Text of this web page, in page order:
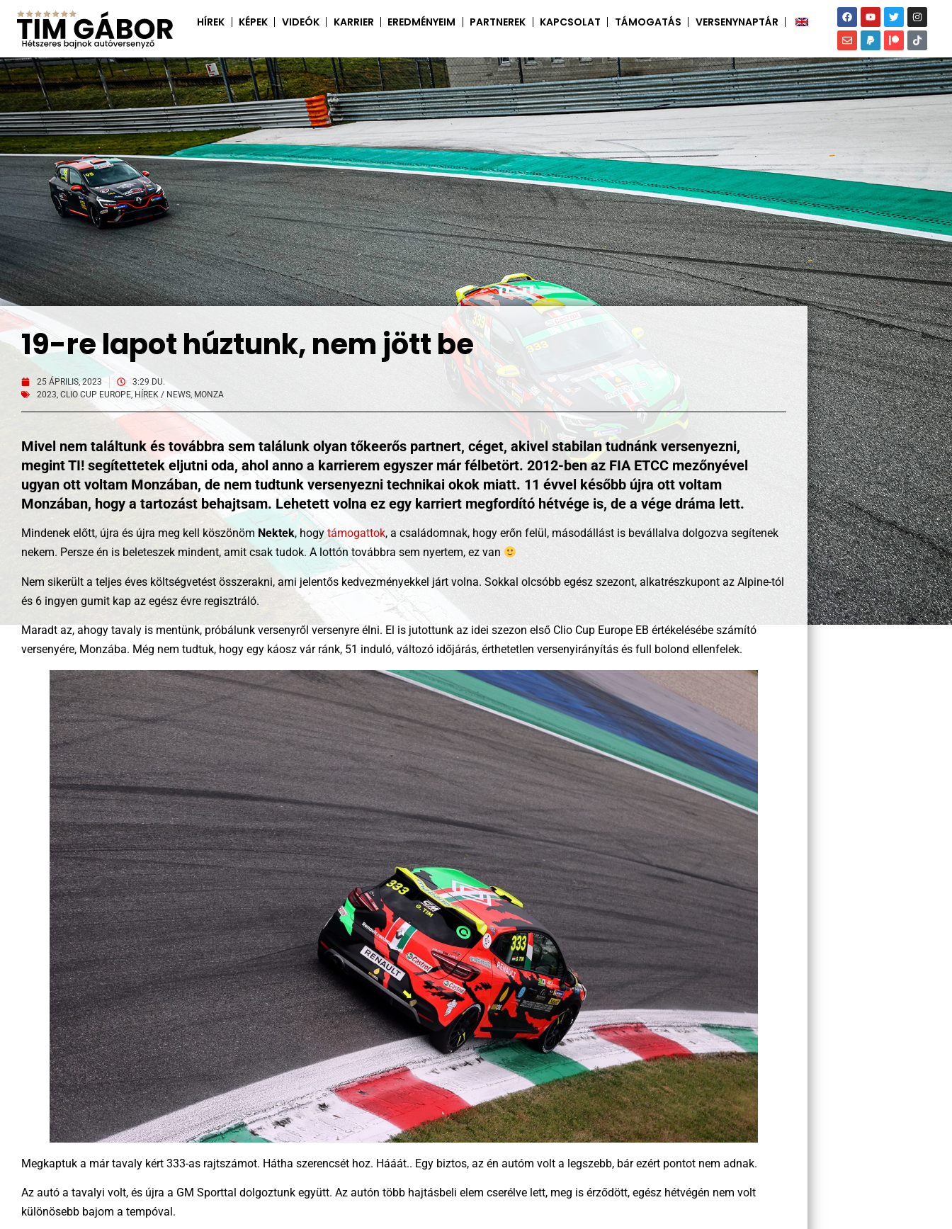
HÍREK KÉPEK VIDEÓK KARRIER EREDMÉNYEIM PARTNEREK KAPCSOLAT TÁMOGATÁS VERSENYNAPTÁR
19-re lapot húztunk, nem jött be
25 ÁPRILIS, 2023
3:29 DU.
2023, CLIO CUP EUROPE, HÍREK / NEWS, MONZA
Mivel nem találtunk és továbbra sem találunk olyan tőkeerős partnert, céget, akivel stabilan tudnánk versenyezni,
megint TI! segítettetek eljutni oda, ahol anno a karrierem egyszer már félbetört. 2012-ben az FIA ETCC mezőnyével
ugyan ott voltam Monzában, de nem tudtunk versenyezni technikai okok miatt. 11 évvel később újra ott voltam
Monzában, hogy a tartozást behajtsam. Lehetett volna ez egy karriert megfordító hétvége is, de a vége dráma lett.
Mindenek előtt, újra és újra meg kell köszönöm Nektek, hogytámogattok, a családomnak, hogy erőn felül, másodállást is bevállalva dolgozva segítenek
nekem. Persze én is beleteszek mindent, amit csak tudok. A lottón továbbra sem nyertem, ez van
Nem sikerült a teljes éves költségvetést összerakni, ami jelentős kedvezményekkel járt volna. Sokkal olcsóbb egész szezont, alkatrészkupont az Alpine-tól
és 6 ingyen gumit kap az egész évre regisztráló.
Maradt az, ahogy tavaly is mentünk, próbálunk versenyről versenyre élni. El is jutottunk az idei szezon első Clio Cup Europe EB értékelésébe számító
versenyére, Monzába. Még nem tudtuk, hogy egy káosz vár ránk, 51 induló, változó időjárás, érthetetlen versenyirányítás és full bolond ellenfelek.
Megkaptuk a már tavaly kért 333-as rajtszámot. Hátha szerencsét hoz. Hááát.. Egy biztos, az én autóm volt a legszebb, bár ezért pontot nem adnak.
Az autó a tavalyi volt, és újra a GM Sporttal dolgoztunk együtt. Az autón több hajtásbeli elem cserélve lett, meg is érződött, egész hétvégén nem volt
különösebb bajom a tempóval.